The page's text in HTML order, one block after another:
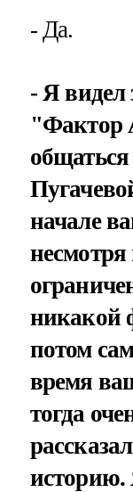
- Да.
- Я видел
"Фактор
начале
никакой
потом
время
тогда